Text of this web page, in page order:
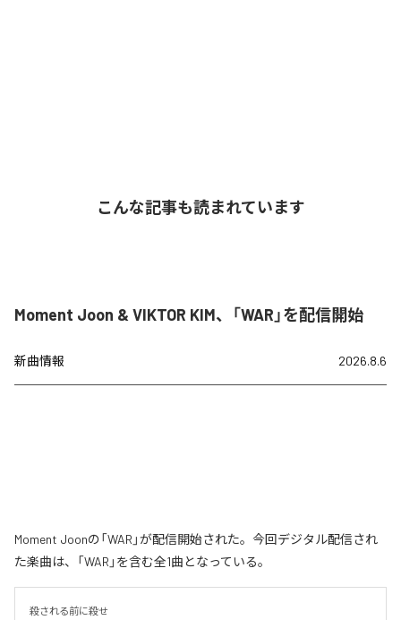
こんな記事も読まれています
Moment Joon & VIKTOR KIM、「WAR」を配信開始
新曲情報 2026.8.6
Moment Joonの「WAR」が配信開始された。今回デジタル配信され
た楽曲は、「WAR」を含む全1曲となっている。
殺される前に殺せ